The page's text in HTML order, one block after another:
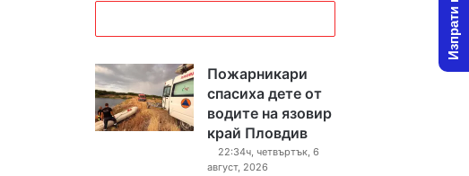
Пожарникари
спасиха дете от
водите на язовир
край Пловдив
22:34ч, четвъртък, 6
август, 2026